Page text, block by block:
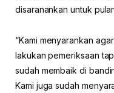
disaranankan untuk
“Kami menyarankan
lakukan pemeriksaan
sudah membaik di
Kami juga sudah